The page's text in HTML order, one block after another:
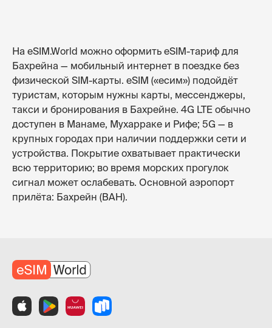
На eSIM.World можно оформить eSIM-тариф для
Бахрейна — мобильный интернет в поездке без
физической SIM-карты. eSIM («есим») подойдёт
туристам, которым нужны карты, мессенджеры,
такси и бронирования в Бахрейне. 4G LTE обычно
доступен в Манаме, Мухарраке и Рифе; 5G — в
крупных городах при наличии поддержки сети и
устройства. Покрытие охватывает практически
всю территорию; во время морских прогулок
сигнал может ослабевать. Основной аэропорт
прилёта: Бахрейн (BAH).